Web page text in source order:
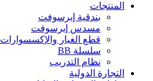
المنتجات
بندقية إيرسوفت
مسدس إيرسوفت
قطع الغيار والإكسسوارات
سلسلة BB
نظام التدريب
التجارة الدولية